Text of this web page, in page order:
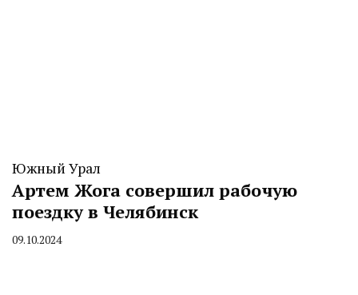
Южный Урал
Артем Жога совершил рабочую
поездку в Челябинск
By
09.10.2024